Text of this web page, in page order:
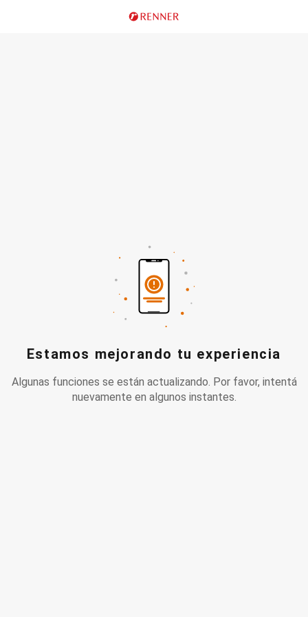
Estamos mejorando tu experiencia
Algunas funciones se están actualizando. Por favor, intentá
nuevamente en algunos instantes.